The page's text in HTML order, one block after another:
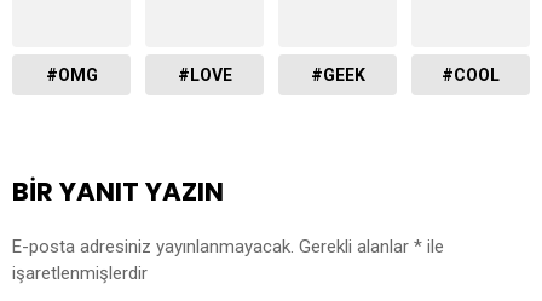
#OMG #LOVE #GEEK #COOL
BIR YANIT YAZIN
E-posta adresiniz yayınlanmayacak. Gerekli alanlar * ile
işaretlenmişlerdir